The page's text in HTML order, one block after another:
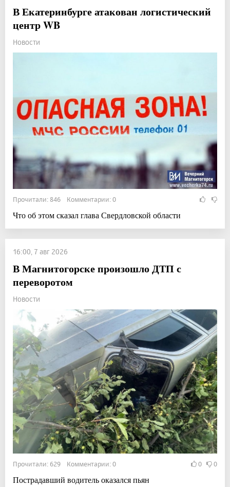
В Екатеринбурге атакован логистический
центр WB
Новости
Прочитали: 846 Комментарии: 0
Что об этом сказал глава Свердловской области
16:00, 7 авг 2026
В Магнитогорске произошло ДТП с
переворотом
Новости
Прочитали: 629 Комментарии: 0 0 0
Пострадавший водитель оказался пьян